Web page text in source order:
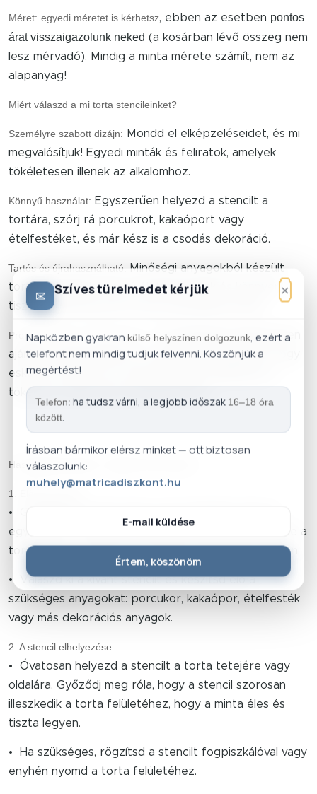
Méret: egyedi méretet is kérhetsz, ebben az esetben pontos
árat visszaigazolunk neked (a kosárban lévő összeg nem
lesz mérvadó). Mindig a minta mérete számít, nem az
alapanyag!
Miért válaszd a mi torta stencileinket?
Személyre szabott dizájn: Mondd el elképzeléseidet, és mi
megvalósítjuk! Egyedi minták és feliratok, amelyek
tökéletesen illenek az alkalomhoz.
Könnyű használat: Egyszerűen helyezd a stencilt a
tortára, szórj rá porcukrot, kakaóport vagy
ételfestéket, és már kész is a csodás dekoráció.
Tartós és újrahasználható: Minőségi anyagokból készült
tortasablonjaink hosszú élettartamúak és könnyen
tisztíthatóak, így újra és újra használhatod őket.
Professzionális cukrászoknak is: Termékeinket kifejezetten
ajánljuk cukrászoknak és a szakma képviselőinek, hogy
esküvői tortákhoz és más különleges alkalmakra is
tökéletes dekorációt készíthessenek.
Használati Útmutató - Egyedi Torta stencil
1. Előkészületek:
• Győződj meg róla, hogy a torta felülete sima és
egyenletes. A legjobb eredmény érdekében hűtsd le a
tortát, hogy a krém vagy fondant keményebb legyen.
• Válaszd ki a kívánt stencilt és készítsd elő a
szükséges anyagokat: porcukor, kakaópor, ételfesték
vagy más dekorációs anyagok.
2. A stencil elhelyezése:
• Óvatosan helyezd a stencilt a torta tetejére vagy
oldalára. Győződj meg róla, hogy a stencil szorosan
illeszkedik a torta felületéhez, hogy a minta éles és
tiszta legyen.
• Ha szükséges, rögzítsd a stencilt fogpiszkálóval vagy
enyhén nyomd a torta felületéhez.
✉ Szíves türelmedet kérjük ×
Napközben gyakran külső helyszínen dolgozunk, ezért a
telefont nem mindig tudjuk felvenni. Köszönjük a
megértést!
Telefon: ha tudsz várni, a legjobb időszak 16–18 óra
között.
Írásban bármikor elérsz minket — ott biztosan
válaszolunk:
muhely@matricadiszkont.hu
E-mail küldése
Értem, köszönöm